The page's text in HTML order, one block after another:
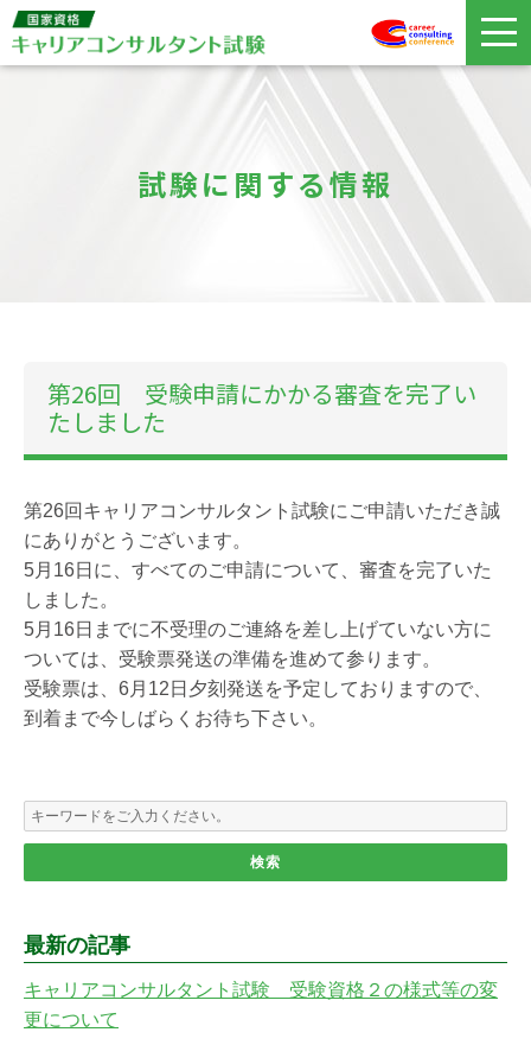
試験に関する情報
第26回 受験申請にかかる審査を完了い
たしました
第26回キャリアコンサルタント試験にご申請いただき誠
にありがとうございます。
5月16日に、すべてのご申請について、審査を完了いた
しました。
5月16日までに不受理のご連絡を差し上げていない方に
ついては、受験票発送の準備を進めて参ります。
受験票は、6月12日夕刻発送を予定しておりますので、
到着まで今しばらくお待ち下さい。
最新の記事
キャリアコンサルタント試験 受験資格２の様式等の変
更について